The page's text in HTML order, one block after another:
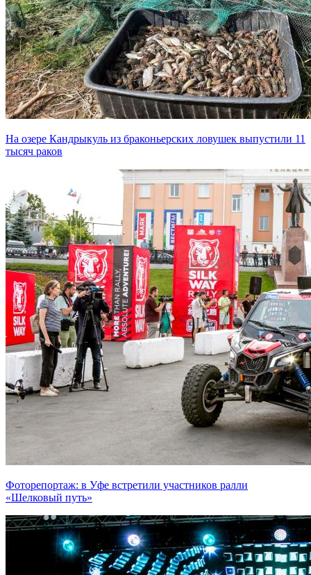
На озере Кандрыкуль из браконьерских ловушек выпустили 11
тысяч раков
Фоторепортаж: в Уфе встретили участников ралли
«Шелковый путь»